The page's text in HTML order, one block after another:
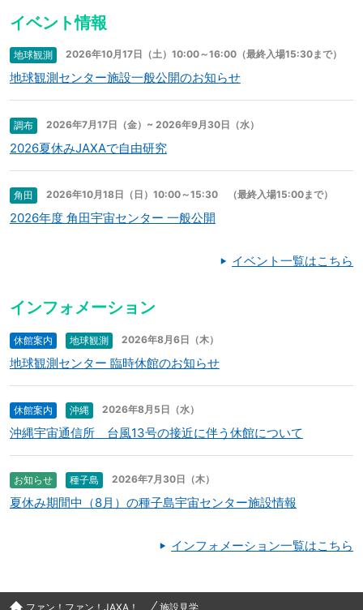
イベント情報
地球観測 2026年10月17日（土）10:00～16:00（最終入場15:30まで）
地球観測センター施設一般公開のお知らせ
調布 2026年7月17日（金）~ 2026年9月30日（水）
2026夏休みJAXAで自由研究
角田 2026年10月18日（日）10:00～15:30 （最終入場15:00まで）
2026年度 角田宇宙センター 一般公開
イベント一覧はこちら
インフォメーション
休館案内 地球観測 2026年8月6日（木）
地球観測センター 臨時休館のお知らせ
休館案内 沖縄 2026年8月5日（水）
沖縄宇宙通信所 台風13号の接近に伴う休館について
お知らせ 種子島 2026年7月30日（木）
夏休み期間中（8月）の種子島宇宙センター施設情報
インフォメーション一覧はこちら
ファン！ファン！JAXA！ 施設見学